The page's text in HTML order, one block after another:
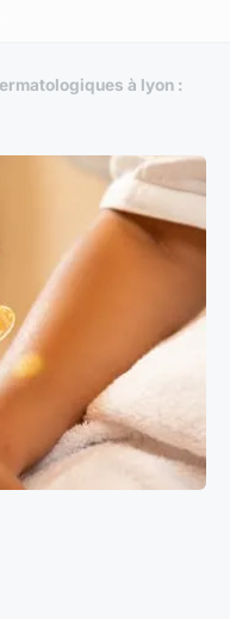
à lyon :